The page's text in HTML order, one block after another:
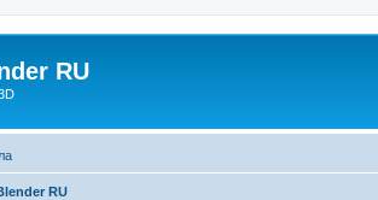
RU
RU